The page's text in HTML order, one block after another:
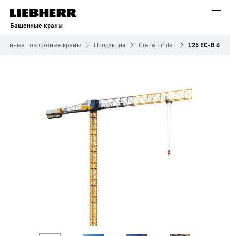
Башенные краны
поворотные краны Продукция Crane Finder 125 EC-B 6